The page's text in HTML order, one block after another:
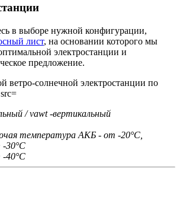
в выборе нужной конфигурации,
лист, на основании которого мы
электростанции и
предложение.
/ vawt -вертикальный
температура АКБ - от -20°С,
30°С
40°С